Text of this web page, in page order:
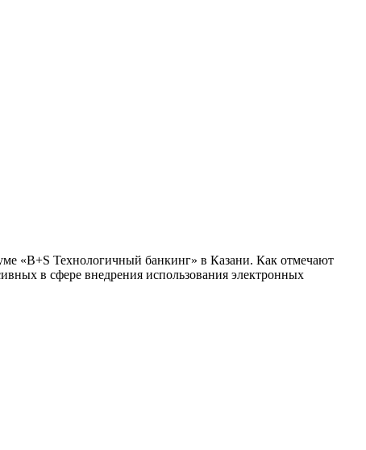
«B+S Технологичный банкинг» в Казани. Как отмечают
в сфере внедрения использования электронных